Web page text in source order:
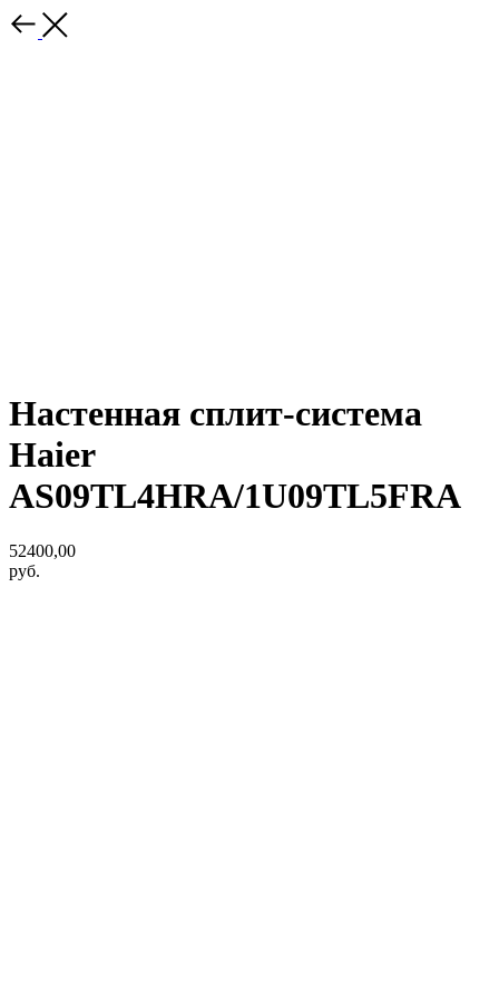
Настенная сплит-система
Haier
AS09TL4HRA/1U09TL5FRA
52400,00
руб.